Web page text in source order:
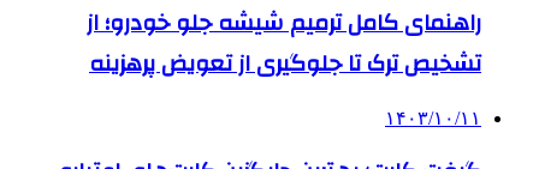
راهنمای کامل ترمیم شیشه جلو خودرو؛ از
تشخیص ترک تا جلوگیری از تعویض پرهزینه
۱۴۰۳/۱۰/۱۱